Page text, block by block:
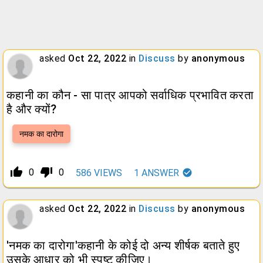
asked Oct 22, 2022 in Discuss by anonymous
कहानी का कौन - सा पात्र आपको सर्वाधिक प्रभावित करता
है और क्यों?
नमक का दारोगा
thumb_up_alt 0 thumb_down_alt 0 586 VIEWS 1 ANSWER
asked Oct 22, 2022 in Discuss by anonymous
'नमक का दारोगा'कहानी के कोई दो अन्य शीर्षक बताते हुए
उसके आधार को भी स्पष्ट कीजिए।